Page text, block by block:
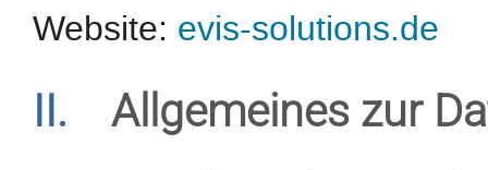
Website: evis-solutions.de
II. Allgemeines zur